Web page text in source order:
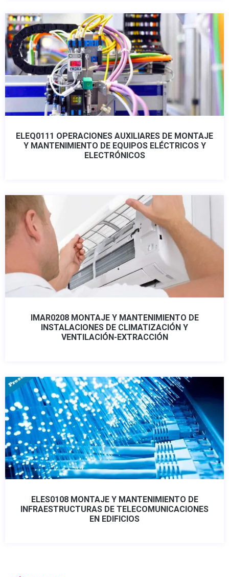
ELEQ0111 OPERACIONES AUXILIARES DE MONTAJE
Y MANTENIMIENTO DE EQUIPOS ELÉCTRICOS Y
ELECTRÓNICOS
IMAR0208 MONTAJE Y MANTENIMIENTO DE
INSTALACIONES DE CLIMATIZACIÓN Y
VENTILACIÓN-EXTRACCIÓN
ELES0108 MONTAJE Y MANTENIMIENTO DE
INFRAESTRUCTURAS DE TELECOMUNICACIONES
EN EDIFICIOS